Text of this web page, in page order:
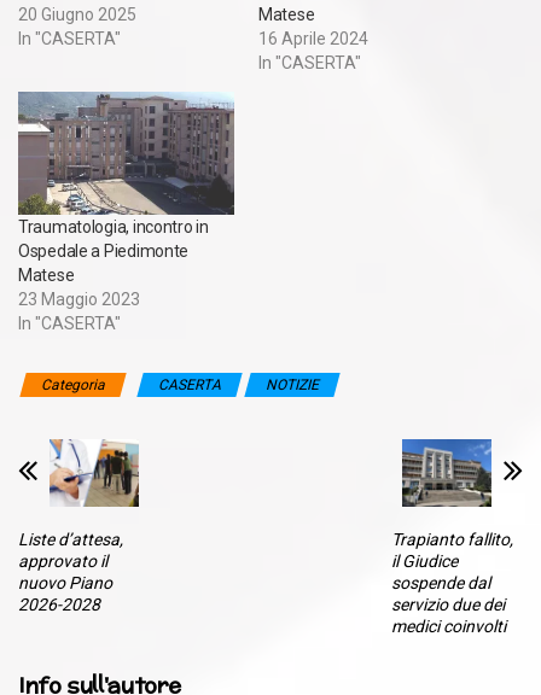
20 Giugno 2025
In "CASERTA"
Matese
16 Aprile 2024
In "CASERTA"
Traumatologia, incontro in
Ospedale a Piedimonte
Matese
23 Maggio 2023
In "CASERTA"
Categoria CASERTA NOTIZIE
Liste d’attesa,
approvato il
nuovo Piano
2026-2028
Trapianto fallito,
il Giudice
sospende dal
servizio due dei
medici coinvolti
Info sull'autore